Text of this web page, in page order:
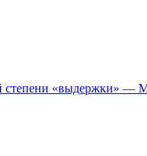
«выдержки» —